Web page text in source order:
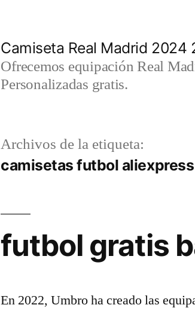
Camiseta Real Madrid 2024
Ofrecemos equipación Real
Personalizadas gratis.
Archivos de la etiqueta:
camisetas futbol
futbol gratis
En 2022, Umbro ha creado las